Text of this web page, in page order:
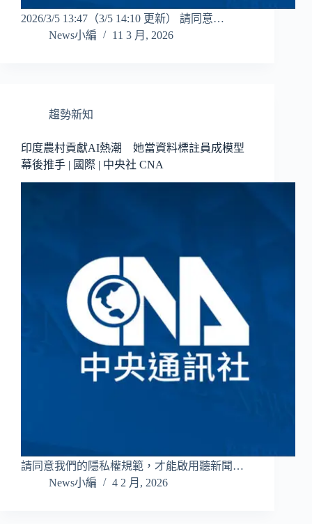
2026/3/5 13:47（3/5 14:10 更新） 請同意…
News小編
11 3 月, 2026
趨勢新知
印度農村貢獻AI熱潮 她當資料標註員成模型
幕後推手 | 國際 | 中央社 CNA
請同意我們的隱私權規範，才能啟用聽新聞…
News小編
4 2 月, 2026